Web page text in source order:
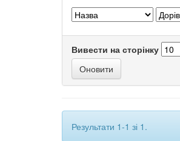
Вивести на сторінку
Результати 1-1 зі 1.